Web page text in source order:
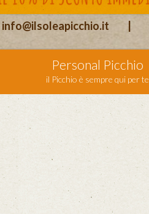
info@ilsoleapicchio.it |
Personal Picchio
il Picchio è sempre qui per te